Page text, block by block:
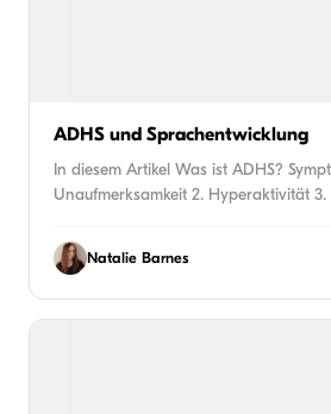
ADHS und Sprachentwicklung
In diesem Artikel Was ist ADHS?
Unaufmerksamkeit 2. Hyperaktivität
Natalie Barnes